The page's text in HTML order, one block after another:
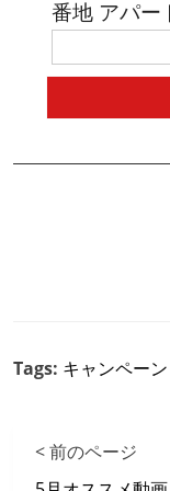
番地 アパー
Tags: キャンペーン
< 前のページ